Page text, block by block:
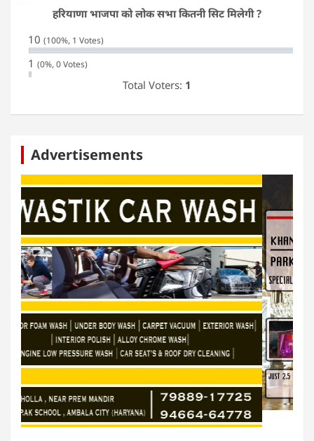
हरियाणा भाजपा को लोक सभा कितनी सिट मिलेगी ?
10 (100%, 1 Votes)
1 (0%, 0 Votes)
Total Voters: 1
Advertisements